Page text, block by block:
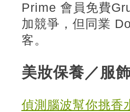
Prime 會員免費
加競爭，但同業
客。
美妝保養／服
偵測腦波幫你挑香